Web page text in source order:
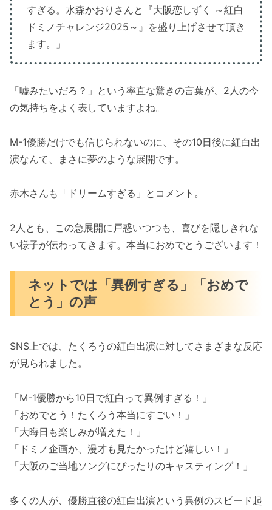
すぎる。水森かおりさんと『大阪恋しずく ～紅白
ドミノチャレンジ2025～』を盛り上げさせて頂き
ます。」
「嘘みたいだろ？」という率直な驚きの言葉が、2人の今
の気持ちをよく表していますよね。
M-1優勝だけでも信じられないのに、その10日後に紅白出
演なんて、まさに夢のような展開です。
赤木さんも「ドリームすぎる」とコメント。
2人とも、この急展開に戸惑いつつも、喜びを隠しきれな
い様子が伝わってきます。本当におめでとうございます！
ネットでは「異例すぎる」「おめで
とう」の声
SNS上では、たくろうの紅白出演に対してさまざまな反応
が見られました。
「M-1優勝から10日で紅白って異例すぎる！」
「おめでとう！たくろう本当にすごい！」
「大晦日も楽しみが増えた！」
「ドミノ企画か、漫才も見たかったけど嬉しい！」
「大阪のご当地ソングにぴったりのキャスティング！」
多くの人が、優勝直後の紅白出演という異例のスピード起